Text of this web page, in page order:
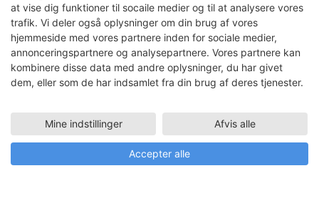
Marika Seidler
Marika Seidler er uddannet på Det
Kgl. Danske Kunstakademis
Billedkunstskoler. Hendes fokus er
på at udvikle kunstneriske,
biologiske universer, der giver
relation til naturens økosystemer.
Det sker gennem kunstneriske
publikumsinddragende oplevelser
at vise dig funktioner til socaile medier og til at analysere vores
trafik. Vi deler også oplysninger om din brug af vores
hjemmeside med vores partnere inden for sociale medier,
annonceringspartnere og analysepartnere. Vores partnere kan
kombinere disse data med andre oplysninger, du har givet
dem, eller som de har indsamlet fra din brug af deres tjenester.
Mine indstillinger Afvis alle
Accepter alle